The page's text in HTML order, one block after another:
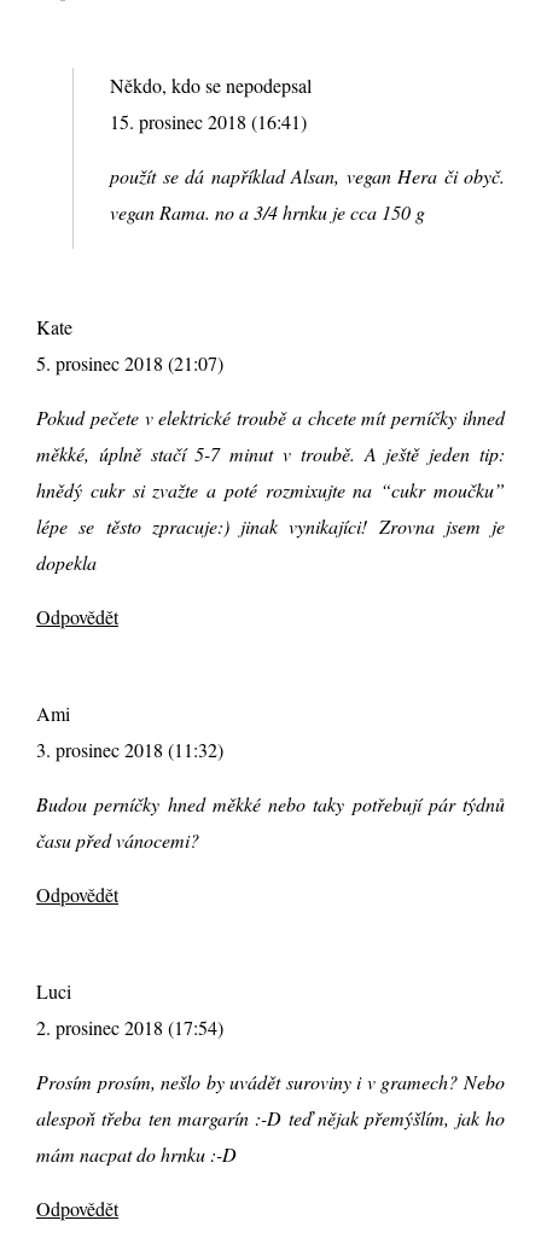
Někdo, kdo se nepodepsal
15. prosinec 2018 (16:41)
použít se dá například Alsan, vegan Hera či obyč.
vegan Rama. no a 3/4 hrnku je cca 150 g
Kate
5. prosinec 2018 (21:07)
Pokud pečete v elektrické troubě a chcete mít perníčky ihned
měkké, úplně stačí 5-7 minut v troubě. A ještě jeden tip:
hnědý cukr si zvažte a poté rozmixujte na “cukr moučku”
lépe se těsto zpracuje:) jinak vynikajíci! Zrovna jsem je
dopekla
Odpovědět
Ami
3. prosinec 2018 (11:32)
Budou perníčky hned měkké nebo taky potřebují pár týdnů
času před vánocemi?
Odpovědět
Luci
2. prosinec 2018 (17:54)
Prosím prosím, nešlo by uvádět suroviny i v gramech? Nebo
alespoň třeba ten margarín :-D teď nějak přemýšlím, jak ho
mám nacpat do hrnku :-D
Odpovědět